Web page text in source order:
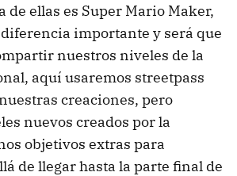
de ellas es Super Mario Maker,
importante y será que
nuestros niveles de la
aquí usaremos streetpass
creaciones, pero
nuevos creados por la
objetivos extras para
de llegar hasta la parte final de